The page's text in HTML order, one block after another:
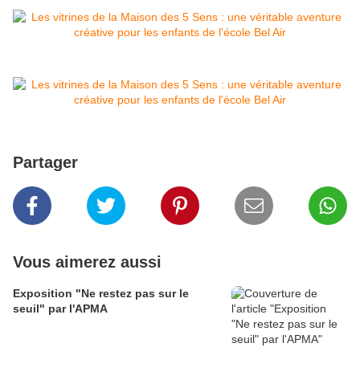
Partager
Vous aimerez aussi
Exposition "Ne restez pas sur le
seuil" par l'APMA